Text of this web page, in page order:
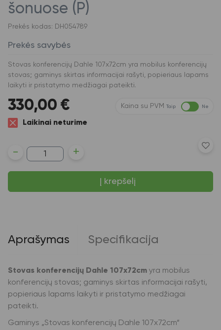
šonuose (P)
Prekės kodas: DH054789
Prekės savybės
Stovas konferencijų Dahle 107x72cm yra mobilus konferencijų
stovas; gaminys skirtas informacijai rašyti, popieriaus lapams
laikyti ir pristatymo medžiagai pateikti.
330,00 € Kaina su PVM Taip Ne
Laikinai neturime
produkto
kiekis:
Stovas
konferencijų
107x72cm,
laikikliais
šonuose
- +
Į krepšelį
Aprašymas Specifikacija
Stovas konferencijų Dahle 107x72cm yra mobilus
konferencijų stovas; gaminys skirtas informacijai rašyti,
popieriaus lapams laikyti ir pristatymo medžiagai
pateikti.
Gaminys „Stovas konferencijų Dahle 107x72cm“